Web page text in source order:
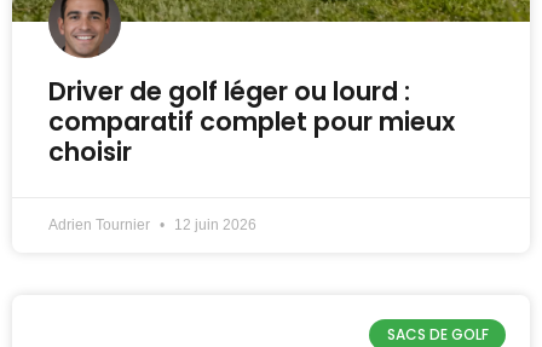
Driver de golf léger ou lourd :
comparatif complet pour mieux
choisir
Adrien Tournier 12 juin 2026
SACS DE GOLF